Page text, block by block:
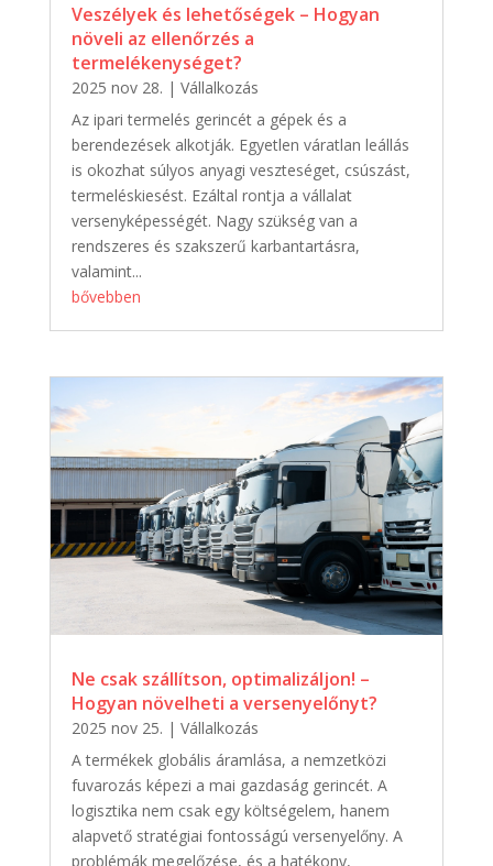
Veszélyek és lehetőségek – Hogyan
növeli az ellenőrzés a
termelékenységet?
2025 nov 28. | Vállalkozás
Az ipari termelés gerincét a gépek és a
berendezések alkotják. Egyetlen váratlan leállás
is okozhat súlyos anyagi veszteséget, csúszást,
termeléskiesést. Ezáltal rontja a vállalat
versenyképességét. Nagy szükség van a
rendszeres és szakszerű karbantartásra,
valamint...
bővebben
Ne csak szállítson, optimalizáljon! –
Hogyan növelheti a versenyelőnyt?
2025 nov 25. | Vállalkozás
A termékek globális áramlása, a nemzetközi
fuvarozás képezi a mai gazdaság gerincét. A
logisztika nem csak egy költségelem, hanem
alapvető stratégiai fontosságú versenyelőny. A
problémák megelőzése, és a hatékony,